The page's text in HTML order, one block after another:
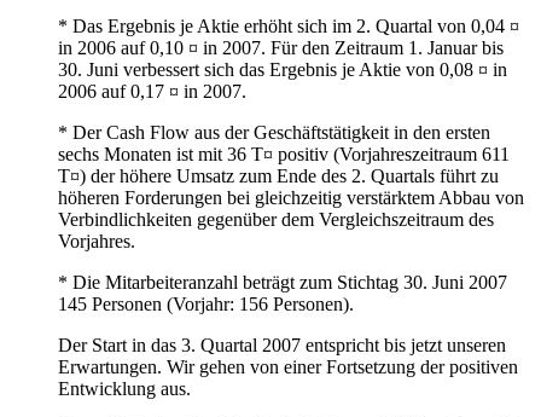
* Das Ergebnis je Aktie erhöht sich im 2. Quartal von 0,04 ¤
in 2006 auf 0,10 ¤ in 2007. Für den Zeitraum 1. Januar bis
30. Juni verbessert sich das Ergebnis je Aktie von 0,08 ¤ in
2006 auf 0,17 ¤ in 2007.
* Der Cash Flow aus der Geschäftstätigkeit in den ersten
sechs Monaten ist mit 36 T¤ positiv (Vorjahreszeitraum 611
T¤) der höhere Umsatz zum Ende des 2. Quartals führt zu
höheren Forderungen bei gleichzeitig verstärktem Abbau von
Verbindlichkeiten gegenüber dem Vergleichszeitraum des
Vorjahres.
* Die Mitarbeiteranzahl beträgt zum Stichtag 30. Juni 2007
145 Personen (Vorjahr: 156 Personen).
Der Start in das 3. Quartal 2007 entspricht bis jetzt unseren
Erwartungen. Wir gehen von einer Fortsetzung der positiven
Entwicklung aus.